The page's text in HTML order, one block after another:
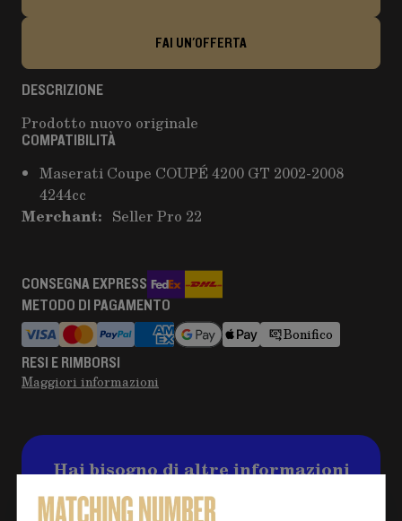
FAI UN'OFFERTA
DESCRIZIONE
Prodotto nuovo originale
COMPATIBILITÀ
Maserati Coupe COUPÉ 4200 GT 2002-2008
4244cc
Merchant: Seller Pro 22
CONSEGNA EXPRESS
METODO DI PAGAMENTO
Bonifico
RESI E RIMBORSI
Maggiori informazioni
Hai bisogno di altre informazioni
sul prodotto?